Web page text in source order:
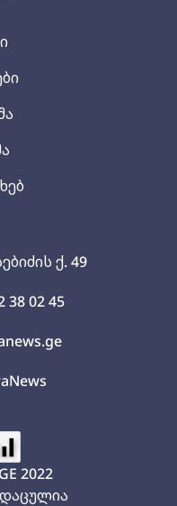
ქ. 49
38 02 45
2022